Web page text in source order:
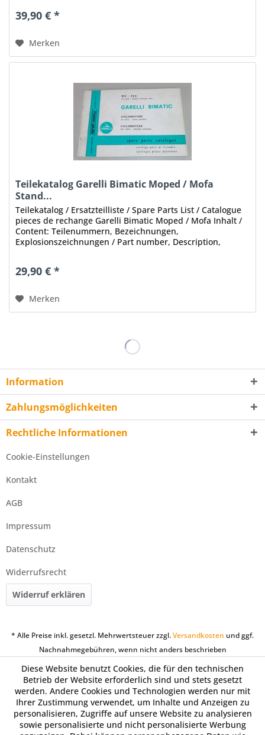
39,90 € *
Merken
Teilekatalog Garelli Bimatic Moped / Mofa
Stand...
Teilekatalog / Ersatzteilliste / Spare Parts List / Catalogue
pieces de rechange Garelli Bimatic Moped / Mofa Inhalt /
Content: Teilenummern, Bezeichnungen,
Explosionszeichnungen / Part number, Description,
29,90 € *
Merken
Information
Zahlungsmöglichkeiten
Rechtliche Informationen
Cookie-Einstellungen
Kontakt
AGB
Impressum
Datenschutz
Widerrufsrecht
Widerruf erklären
* Alle Preise inkl. gesetzl. Mehrwertsteuer zzgl.Versandkosten und ggf.
Nachnahmegebühren, wenn nicht anders beschrieben
Diese Website benutzt Cookies, die für den technischen
Betrieb der Website erforderlich sind und stets gesetzt
werden. Andere Cookies und Technologien werden nur mit
Ihrer Zustimmung verwendet, um Inhalte und Anzeigen zu
personalisieren, Zugriffe auf unsere Website zu analysieren
sowie personalisierte und nicht personalisierte Werbung